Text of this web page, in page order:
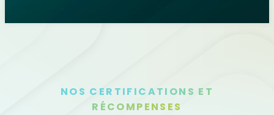
NOS CERTIFICATIONS ET
RÉCOMPENSES